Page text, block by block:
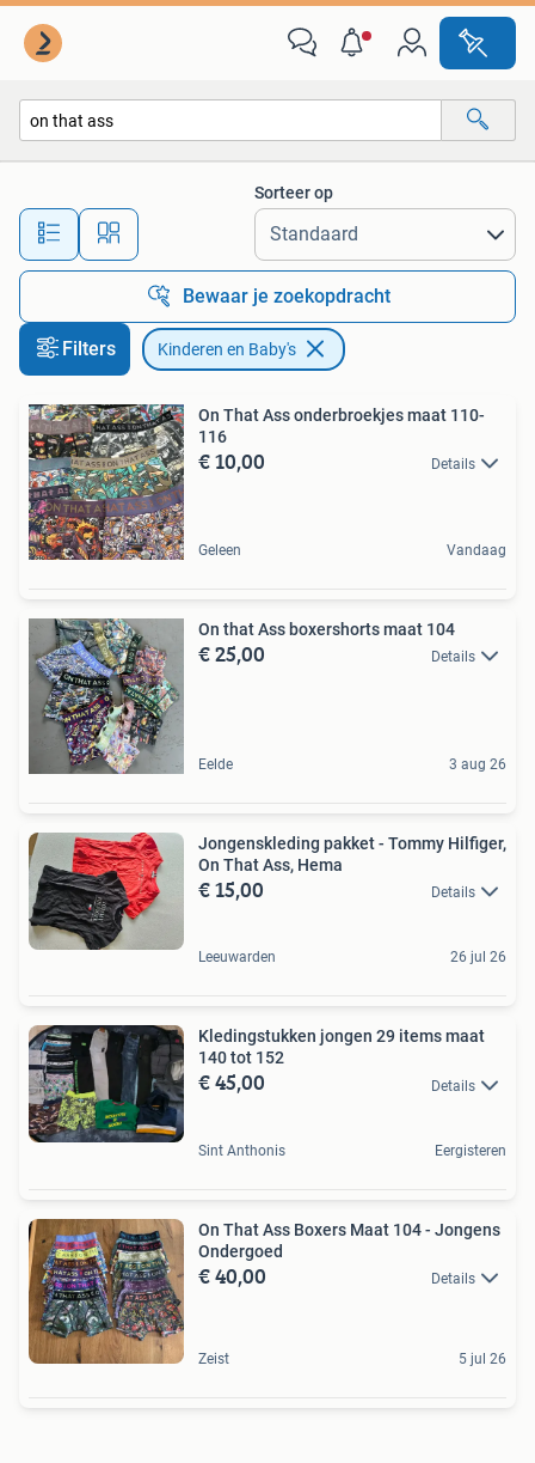
Alle afstanden…
Sorteer op
Bewaar je zoekopdracht
Filters Kinderen en Baby's
On That Ass onderbroekjes maat 110-
116
€ 10,00 Details
Geleen Vandaag
On that Ass boxershorts maat 104
€ 25,00 Details
Eelde 3 aug 26
Jongenskleding pakket - Tommy Hilfiger,
On That Ass, Hema
€ 15,00 Details
Leeuwarden 26 jul 26
Kledingstukken jongen 29 items maat
140 tot 152
€ 45,00 Details
Sint Anthonis Eergisteren
On That Ass Boxers Maat 104 - Jongens
Ondergoed
€ 40,00 Details
Zeist 5 jul 26